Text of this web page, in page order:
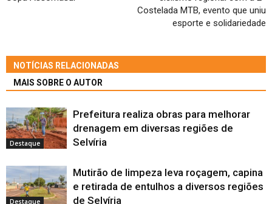
Costelada MTB, evento que uniu
esporte e solidariedade
NOTÍCIAS RELACIONADAS
MAIS SOBRE O AUTOR
Destaque
Prefeitura realiza obras para melhorar
drenagem em diversas regiões de
Selvíria
Destaque
Mutirão de limpeza leva roçagem, capina
e retirada de entulhos a diversos regiões
de Selvíria